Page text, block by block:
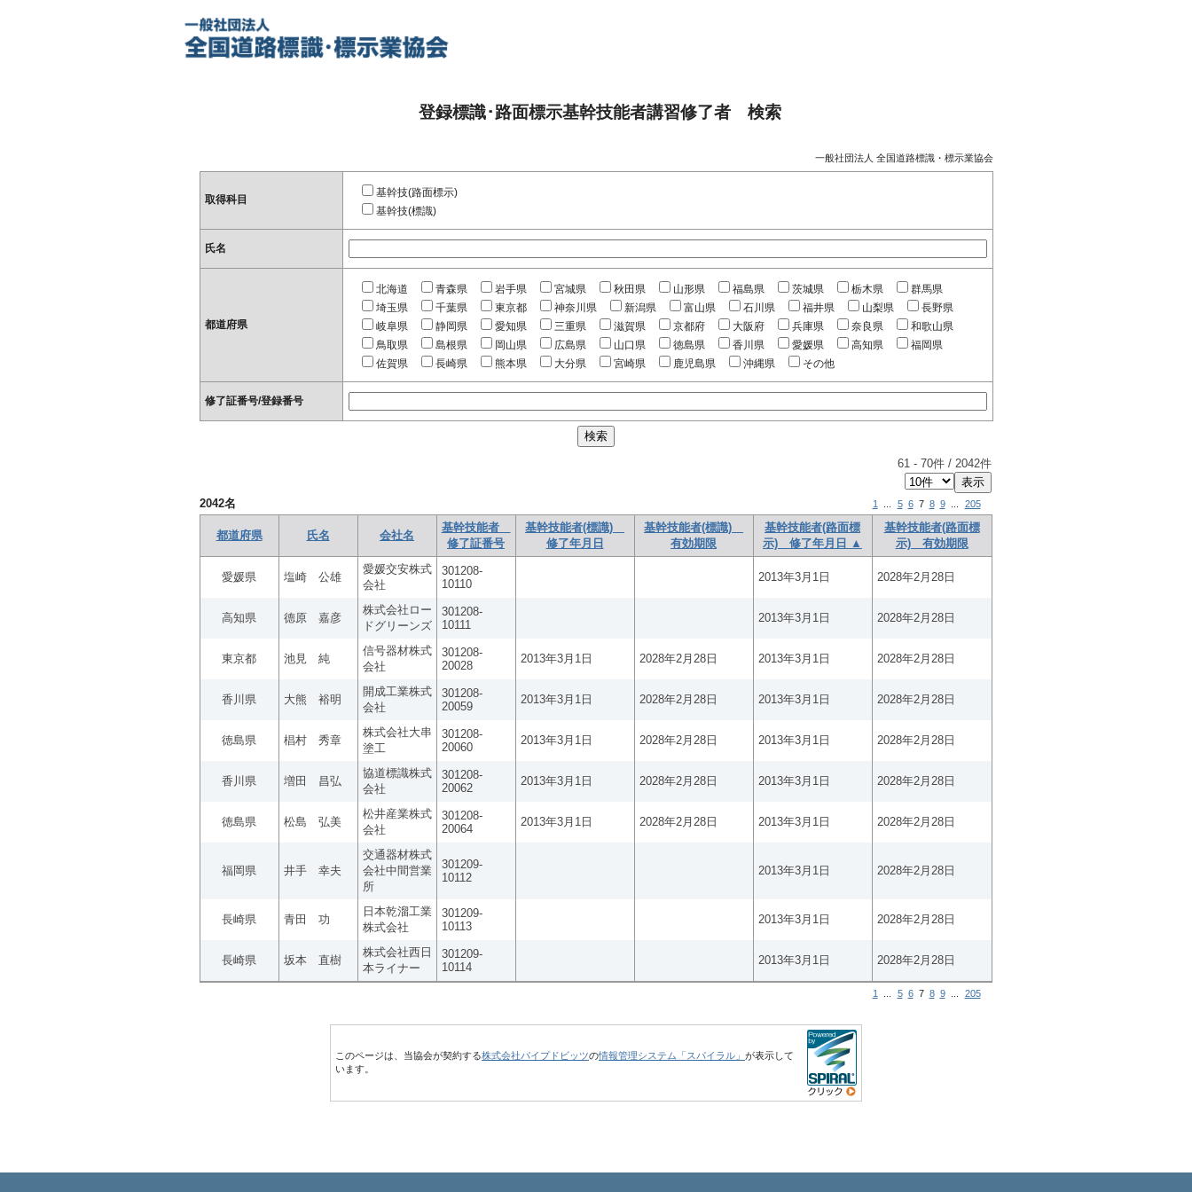
登録標識･路面標示基幹技能者講習修了者 検索
一般社団法人 全国道路標識・標示業協会
取得科目
基幹技(路面標示)
基幹技(標識)
氏名
都道府県
北海道 青森県 岩手県 宮城県 秋田県 山形県 福島県 茨城県 栃木県
群馬県
埼玉県
千葉県 東京都 神奈川県 新潟県 富山県 石川県 福井県 山梨県
長野県
岐阜県
静岡県 愛知県 三重県 滋賀県 京都府 大阪府 兵庫県 奈良県
和歌山県
鳥取県
島根県 岡山県 広島県 山口県 徳島県 香川県 愛媛県 高知県
福岡県
佐賀県
長崎県 熊本県 大分県 宮崎県 鹿児島県 沖縄県 その他
修了証番号/登録番号
61- 70件 / 2042件
2042名 1 5 6 7 8 9 205
都道府県 氏名 会社名
基幹技能者
修了証番号
基幹技能者(標識)
修了年月日
基幹技能者(標識)
有効期限
基幹技能者(路面標
示) 修了年月日 ▲
基幹技能者(路面標
示) 有効期限
愛媛県 塩崎 公雄
愛媛交安株式
会社
301208-
10110
2013年3月1日 2028年2月28日
高知県 德原 嘉彦
株式会社ロー
ドグリーンズ
301208-
10111
2013年3月1日 2028年2月28日
東京都 池見 純
信号器材株式
会社
301208-
20028
2013年3月1日 2028年2月28日 2013年3月1日 2028年2月28日
香川県 大熊 裕明
開成工業株式
会社
301208-
20059
2013年3月1日 2028年2月28日 2013年3月1日 2028年2月28日
徳島県 椙村 秀章
株式会社大串
塗工
301208-
20060
2013年3月1日 2028年2月28日 2013年3月1日 2028年2月28日
香川県 増田 昌弘
協道標識株式
会社
301208-
20062
2013年3月1日 2028年2月28日 2013年3月1日 2028年2月28日
徳島県 松島 弘美
松井産業株式
会社
301208-
20064
2013年3月1日 2028年2月28日 2013年3月1日 2028年2月28日
福岡県 井手 幸夫
交通器材株式
会社中間営業
所
301209-
10112
2013年3月1日 2028年2月28日
長崎県 青田 功
日本乾溜工業
株式会社
301209-
10113
2013年3月1日 2028年2月28日
長崎県 坂本 直樹
株式会社西日
本ライナー
301209-
10114
2013年3月1日 2028年2月28日
1 5 6 7 8 9 205
このページは、当協会が契約する株式会社パイプドビッツの情報管理システム「スパイラル」 が表示して
います。